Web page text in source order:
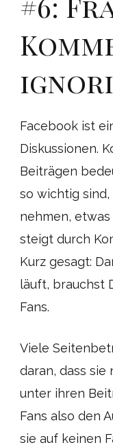
Facebook ist
Diskussionen.
Beiträgen
so wichtig
nehmen,
steigt durch
Kurz gesagt:
läuft, brauchst
Fans.
Viele
daran, dass sie
unter ihren
Fans also den
sie auf keinen